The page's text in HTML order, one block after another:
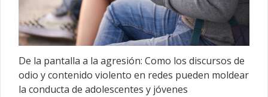
De la pantalla a la agresión: Como los discursos de
odio y contenido violento en redes pueden moldear
la conducta de adolescentes y jóvenes